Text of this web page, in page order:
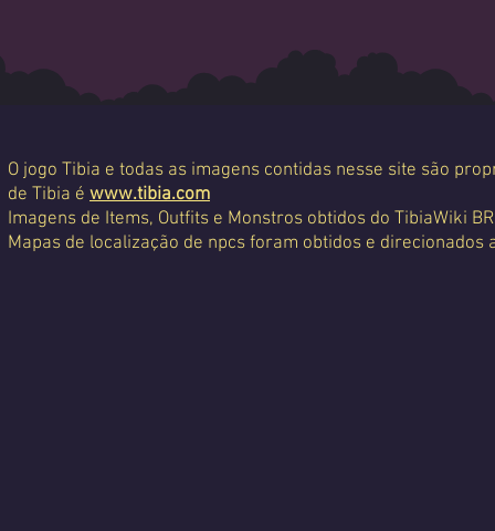
O jogo Tibia e todas as imagens contidas nesse site são
de Tibia é www.tibia.com
Imagens de Items, Outfits e Monstros obtidos do TibiaWiki
Mapas de localização de npcs foram obtidos e direcionados